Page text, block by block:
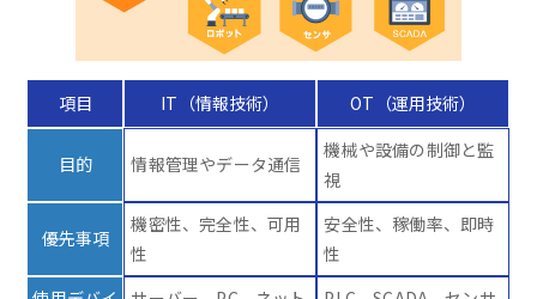
項目 IT（情報技術） OT（運用技術）
目的 情報管理やデータ通信
機械や設備の制御と監
視
優先事項
機密性、完全性、可用
性
安全性、稼働率、即時
性